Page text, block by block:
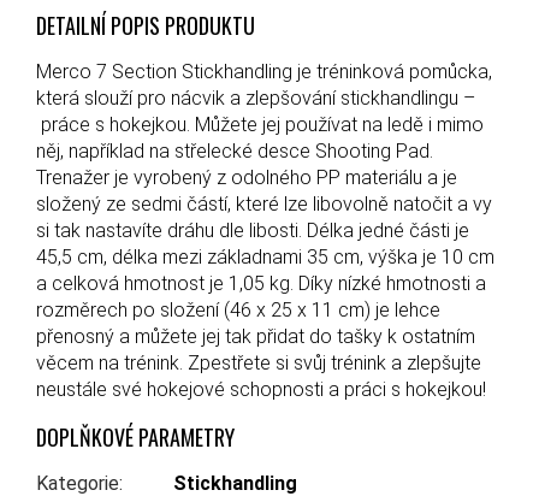
DETAILNÍ POPIS PRODUKTU
Merco 7 Section Stickhandling je tréninková pomůcka,
která slouží pro nácvik a zlepšování stickhandlingu –
práce s hokejkou. Můžete jej používat na ledě i mimo
něj, například na střelecké desce Shooting Pad.
Trenažer je vyrobený z odolného PP materiálu a je
složený ze sedmi částí, které lze libovolně natočit a vy
si tak nastavíte dráhu dle libosti. Délka jedné části je
45,5 cm, délka mezi základnami 35 cm, výška je 10 cm
a celková hmotnost je 1,05 kg. Díky nízké hmotnosti a
rozměrech po složení (46 x 25 x 11 cm) je lehce
přenosný a můžete jej tak přidat do tašky k ostatním
věcem na trénink. Zpestřete si svůj trénink a zlepšujte
neustále své hokejové schopnosti a práci s hokejkou!
DOPLŇKOVÉ PARAMETRY
Kategorie:
Stickhandling